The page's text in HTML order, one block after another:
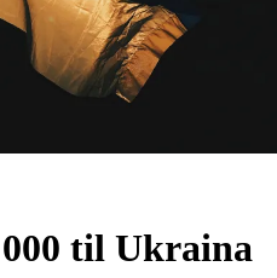
til Ukraina